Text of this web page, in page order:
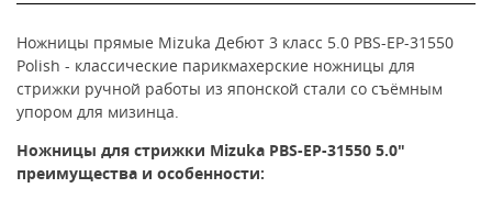
Ножницы прямые Mizuka Дебют 3 класс 5.0 PBS-EP-31550
Polish - классические парикмахерские ножницы для
стрижки ручной работы из японской стали со съёмным
упором для мизинца.
Ножницы для стрижки Mizuka PBS-EP-31550 5.0"
преимущества и особенности: